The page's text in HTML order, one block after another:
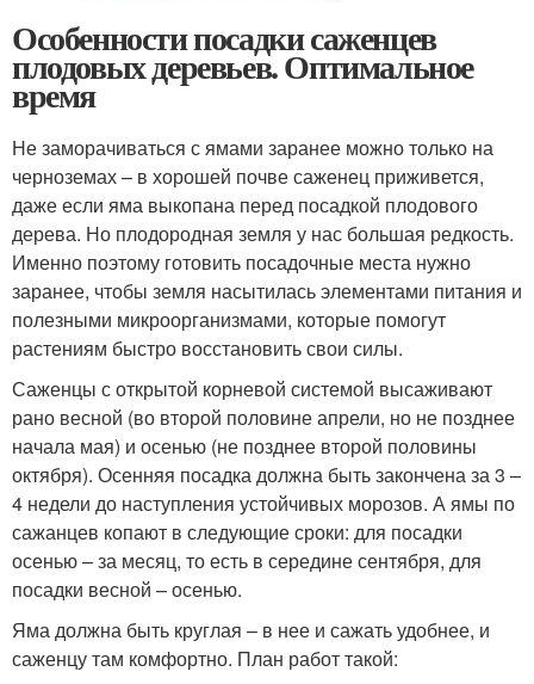
Особенности посадки саженцев
плодовых деревьев. Оптимальное
время
Не заморачиваться с ямами заранее можно только на
черноземах – в хорошей почве саженец приживется,
даже если яма выкопана перед посадкой плодового
дерева. Но плодородная земля у нас большая редкость.
Именно поэтому готовить посадочные места нужно
заранее, чтобы земля насытилась элементами питания и
полезными микроорганизмами, которые помогут
растениям быстро восстановить свои силы.
Саженцы с открытой корневой системой высаживают
рано весной (во второй половине апрели, но не позднее
начала мая) и осенью (не позднее второй половины
октября). Осенняя посадка должна быть закончена за 3 –
4 недели до наступления устойчивых морозов. А ямы по
сажанцев копают в следующие сроки: для посадки
осенью – за месяц, то есть в середине сентября, для
посадки весной – осенью.
Яма должна быть круглая – в нее и сажать удобнее, и
саженцу там комфортно. План работ такой: